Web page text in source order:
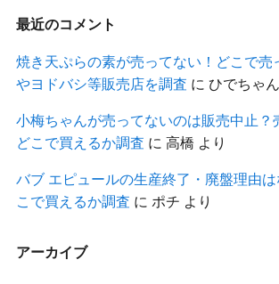
最近のコメント
焼き天ぷらの素が売ってない！どこで売
やヨドバシ等販売店を調査 に ひでちゃん
小梅ちゃんが売ってないのは販売中止？
どこで買えるか調査 に 高橋 より
バブ エピュールの生産終了・廃盤理由
こで買えるか調査 に ポチ より
アーカイブ